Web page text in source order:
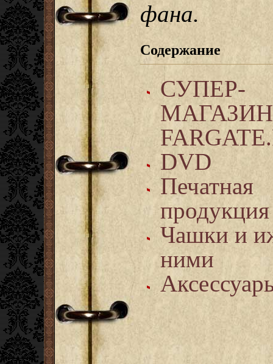
фана.
Содержание
СУПЕР-
МАГАЗИН
DVD
Печатная
продукция
Чашки и
ними